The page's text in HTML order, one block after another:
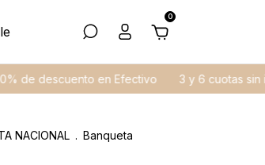
0
en Efectivo 3 y 6 cuotas sin interés
NACIONAL . Banqueta